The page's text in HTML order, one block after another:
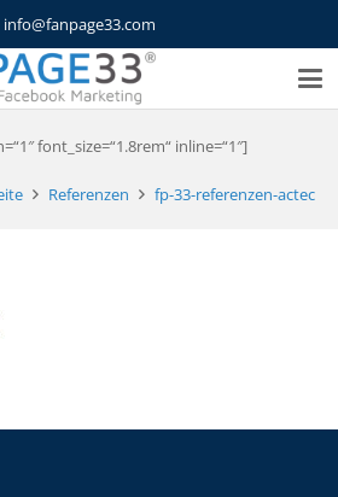
info@fanpage33.com
font_size=“1.8rem“ inline=“1″]
Referenzen fp-33-referenzen-actec